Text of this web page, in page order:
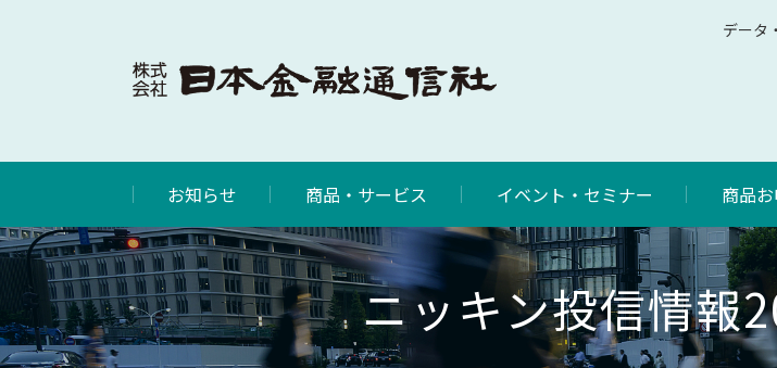
データ
お知らせ 商品・サービス イベント・セミナー 商品
ニッキン投信情報